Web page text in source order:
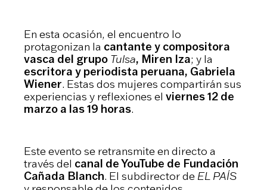
En esta ocasión, el encuentro lo
protagonizan la cantante y compositora
vasca del grupo Tulsa, Miren Iza; y la
escritora y periodista peruana, Gabriela
Wiener. Estas dos mujeres compartirán sus
experiencias y reflexiones el viernes 12 de
marzo a las 19 horas.
Este evento se retransmite en directo a
través del canal de YouTube de Fundación
Cañada Blanch. El subdirector de EL PAÍS